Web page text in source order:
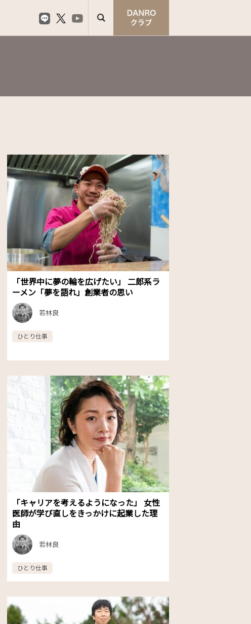
「世界中に夢の輪を広げたい」 二郎系ラ
ーメン「夢を語れ」創業者の思い
若林良
ひとり仕事
「キャリアを考えるようになった」 女性
医師が学び直しをきっかけに起業した理
由
若林良
ひとり仕事